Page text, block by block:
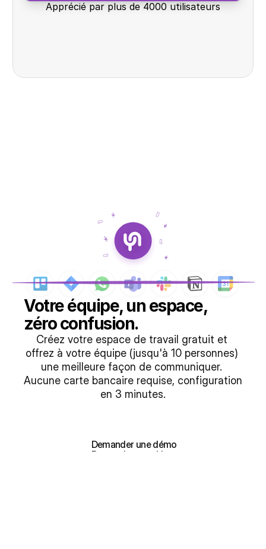
Apprécié par plus de 4000 utilisateurs
Votre équipe, un espace,
zéro confusion.
Créez votre espace de travail gratuit et
offrez à votre équipe (jusqu'à 10 personnes)
une meilleure façon de communiquer.
Aucune carte bancaire requise, configuration
en 3 minutes.
Demander une démo
Demander une démo